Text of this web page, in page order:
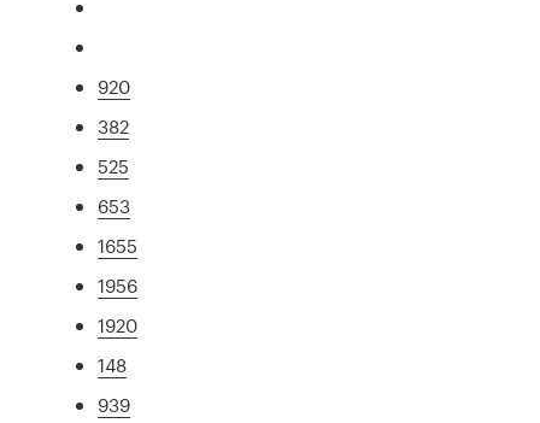
920
382
525
653
1655
1956
1920
148
939